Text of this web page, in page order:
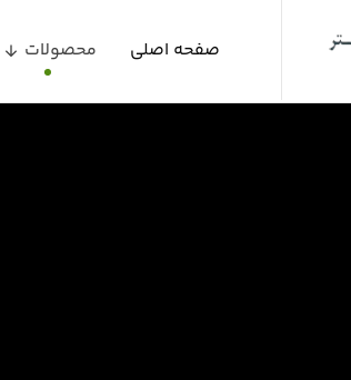
صفحه اصلی محصولات